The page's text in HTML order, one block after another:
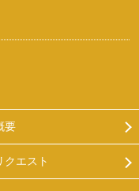
要
クエスト